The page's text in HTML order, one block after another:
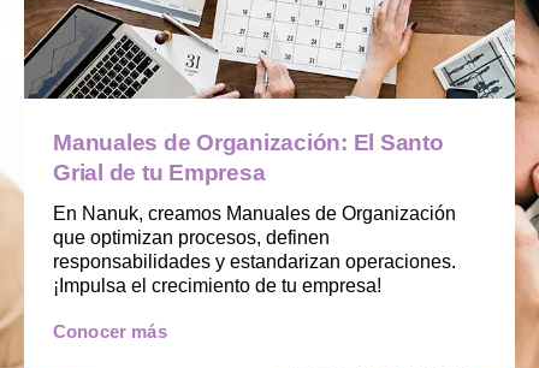
Manuales de Organización: El Santo
Grial de tu Empresa
En Nanuk, creamos Manuales de Organización
que optimizan procesos, definen
responsabilidades y estandarizan operaciones.
¡Impulsa el crecimiento de tu empresa!
Conocer más